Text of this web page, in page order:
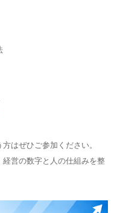
はぜひご参加ください。
経営の数字と人の仕組みを整